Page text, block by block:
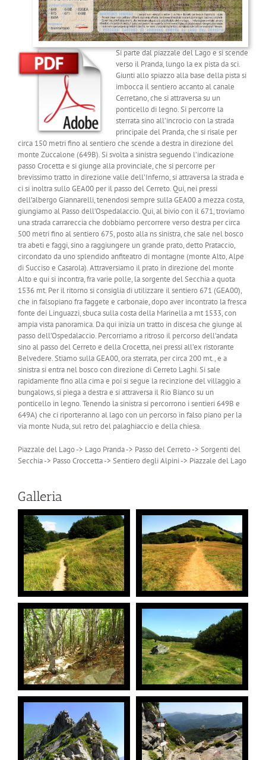
Si parte dal piazzale del Lago e si scende
verso il Pranda, lungo la ex pista da sci.
Giunti allo spiazzo alla base della pista si
imbocca il sentiero accanto al canale
Cerretano, che si attraversa su un
ponticello di legno. Si percorre la
sterrata sino all’incrocio con la strada
principale del Pranda, che si risale per
circa 150 metri fino al sentiero che scende a destra in direzione del
monte Zuccalone (649B). Si svolta a sinistra seguendo l’indicazione
passo Crocetta e si giunge alla provinciale, che si percorre per
brevissimo tratto in direzione valle dell’Inferno, si attraversa la strada e
ci si inoltra sullo GEA00 per il passo del Cerreto. Qui, nei pressi
dell’albergo Giannarelli, tenendosi sempre sulla GEA00 a mezza costa,
giungiamo al Passo dell’Ospedalaccio. Qui, al bivio con il 671, troviamo
una strada carrareccia che dobbiamo percorrere verso destra per circa
500 metri fino al sentiero 675, posto alla ns sinistra, che sale nel bosco
tra abeti e faggi, sino a raggiungere un grande prato, detto Prataccio,
circondato da uno splendido anfiteatro di montagne (monte Alto, Alpe
di Succiso e Casarola). Attraversiamo il prato in direzione del monte
Alto e qui si incontra, fra varie polle, la sorgente del Secchia a quota
1536 mt. Per il ritorno si consiglia di utilizzare il sentiero 671 (GEA00),
che in falsopiano fra faggete e carbonaie, dopo aver incontrato la fresca
fonte dei Linguazzi, sbuca sulla costa della Marinella a mt 1533, con
ampia vista panoramica. Da qui inizia un tratto in discesa che giunge al
passo dell’Ospedalaccio. Percorriamo a ritroso il percorso dell’andata
sino al passo del Cerreto e della Crocetta, nei pressi all’ex ristorante
Belvedere. Stiamo sulla GEA00, ora sterrata, per circa 200 mt., e a
sinistra si entra nel bosco con direzione di Cerreto Laghi. Si sale
rapidamente fino alla cima e poi si segue la recinzione del villaggio a
bungalows, si piega a destra e si attraversa il Rio Bianco su un
ponticello in legno. Tenendo la sinistra si percorrono i sentieri 649B e
649A) che ci riporteranno al lago con un percorso in falso piano per la
via monte Nuda, sul retro del palaghiaccio e della chiesa.
Piazzale del Lago -> Lago Pranda -> Passo del Cerreto -> Sorgenti del
Secchia -> Passo Croccetta -> Sentiero degli Alpini -> Piazzale del Lago
Galleria